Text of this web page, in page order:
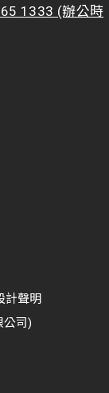
1333 (辦公時
計聲明
公司)